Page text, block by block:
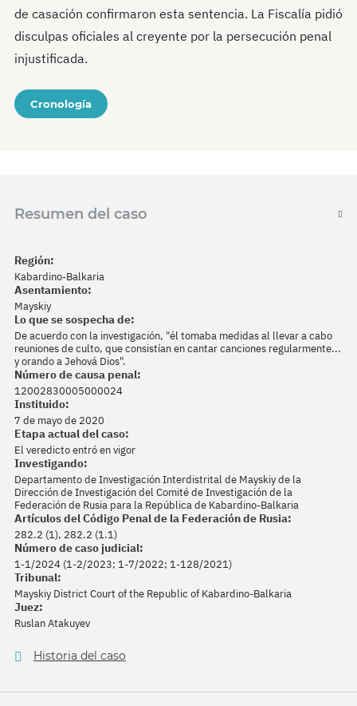
de casación confirmaron esta sentencia. La Fiscalía pidió
disculpas oficiales al creyente por la persecución penal
injustificada.
Cronología
Resumen del caso
Región:
Kabardino-Balkaria
Asentamiento:
Mayskiy
Lo que se sospecha de:
De acuerdo con la investigación, "él tomaba medidas al llevar a cabo
reuniones de culto, que consistían en cantar canciones regularmente...
y orando a Jehová Dios".
Número de causa penal:
12002830005000024
Instituido:
7 de mayo de 2020
Etapa actual del caso:
El veredicto entró en vigor
Investigando:
Departamento de Investigación Interdistrital de Mayskiy de la
Dirección de Investigación del Comité de Investigación de la
Federación de Rusia para la República de Kabardino-Balkaria
Artículos del Código Penal de la Federación de Rusia:
282.2 (1), 282.2 (1.1)
Número de caso judicial:
1-1/2024 (1-2/2023; 1-7/2022; 1-128/2021)
Tribunal:
Mayskiy District Court of the Republic of Kabardino-Balkaria
Juez:
Ruslan Atakuyev
Historia del caso